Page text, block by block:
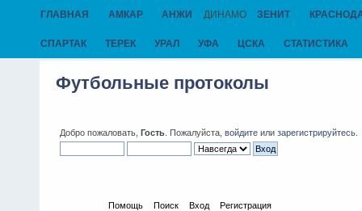
ГЛАВНАЯ АМКАР АНЖИ ДИНАМО ЗЕНИТ
СПАРТАК ТЕРЕК УРАЛ УФА ЦСКА СТАТИСТИКА
Футбольные протоколы
Добро пожаловать, Гость . Пожалуйста, войдите или зарегистрируйтесь
Помощь Поиск Вход Регистрация